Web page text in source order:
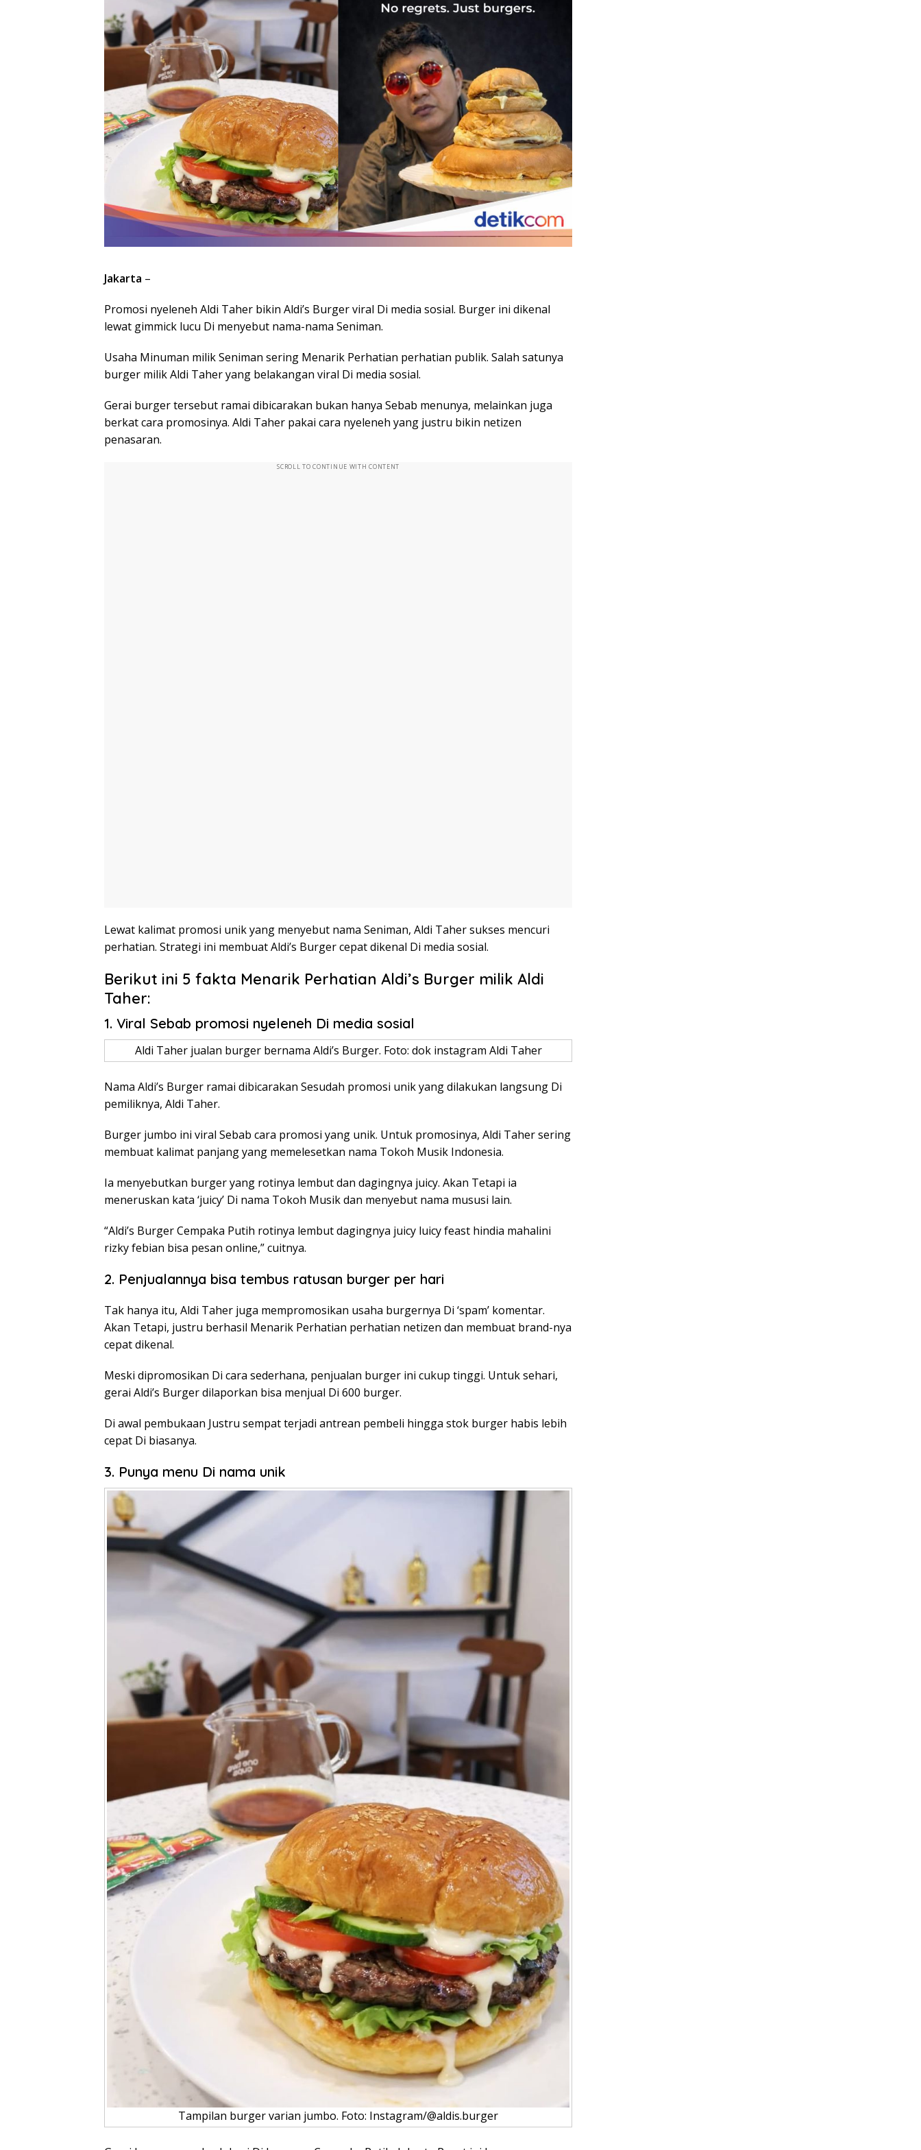
Jakarta –
Promosi nyeleneh Aldi Taher bikin Aldi’s Burger viral Di media sosial. Burger ini dikenal
lewat gimmick lucu Di menyebut nama-nama Seniman.
Usaha Minuman milik Seniman sering Menarik Perhatian perhatian publik. Salah satunya
burger milik Aldi Taher yang belakangan viral Di media sosial.
Gerai burger tersebut ramai dibicarakan bukan hanya Sebab menunya, melainkan juga
berkat cara promosinya. Aldi Taher pakai cara nyeleneh yang justru bikin netizen
penasaran.
SCROLL TO CONTINUE WITH CONTENT
Lewat kalimat promosi unik yang menyebut nama Seniman, Aldi Taher sukses mencuri
perhatian. Strategi ini membuat Aldi’s Burger cepat dikenal Di media sosial.
Berikut ini 5 fakta Menarik Perhatian Aldi’s Burger milik Aldi
Taher:
1. Viral Sebab promosi nyeleneh Di media sosial
Aldi Taher jualan burger bernama Aldi’s Burger. Foto: dok instagram Aldi Taher
Nama Aldi’s Burger ramai dibicarakan Sesudah promosi unik yang dilakukan langsung Di
pemiliknya, Aldi Taher.
Burger jumbo ini viral Sebab cara promosi yang unik. Untuk promosinya, Aldi Taher sering
membuat kalimat panjang yang memelesetkan nama Tokoh Musik Indonesia.
Ia menyebutkan burger yang rotinya lembut dan dagingnya juicy. Akan Tetapi ia
meneruskan kata ‘juicy’ Di nama Tokoh Musik dan menyebut nama mususi lain.
“Aldi’s Burger Cempaka Putih rotinya lembut dagingnya juicy luicy feast hindia mahalini
rizky febian bisa pesan online,” cuitnya.
2. Penjualannya bisa tembus ratusan burger per hari
Tak hanya itu, Aldi Taher juga mempromosikan usaha burgernya Di ‘spam’ komentar.
Akan Tetapi, justru berhasil Menarik Perhatian perhatian netizen dan membuat brand-nya
cepat dikenal.
Meski dipromosikan Di cara sederhana, penjualan burger ini cukup tinggi. Untuk sehari,
gerai Aldi’s Burger dilaporkan bisa menjual Di 600 burger.
Di awal pembukaan Justru sempat terjadi antrean pembeli hingga stok burger habis lebih
cepat Di biasanya.
3. Punya menu Di nama unik
Tampilan burger varian jumbo. Foto: Instagram/@aldis.burger